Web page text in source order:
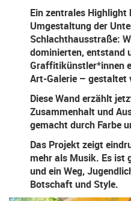
Ein zentrales
Umgestaltung der
Schlachthausstraße:
dominierten, entstand
Graffitikünstler*innen
Art-Galerie – gestaltet
Diese Wand erzählt
Zusammenhalt und
gemacht durch Farbe
Das Projekt zeigt
mehr als Musik. Es ist
und ein Weg,
Botschaft und Style.